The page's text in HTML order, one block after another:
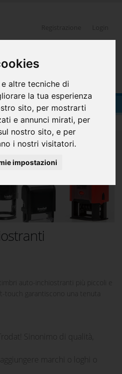
altre tecniche di
la tua esperienza
sito, per mostrarti
e annunci mirati, per
nostro sito, e per
i nostri visitatori.
impostazioni
Timbri
auto-inchiostranti più piccoli e
touch garantiscono una tenuta
Sinonimo di qualità,
marchi o loghi o